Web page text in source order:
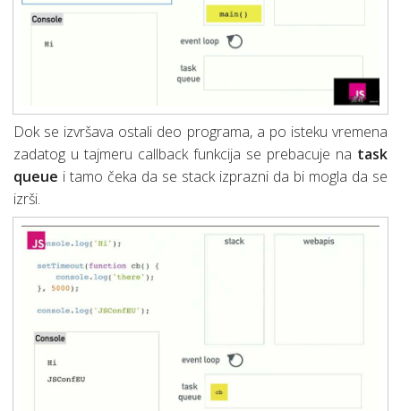
Dok se izvršava ostali deo programa, a po isteku vremena
zadatog u tajmeru callback funkcija se prebacuje na task
queue i tamo čeka da se stack izprazni da bi mogla da se
izrši.